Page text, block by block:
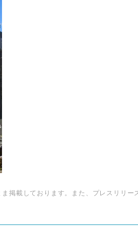
掲載しております。また、プレスリリー